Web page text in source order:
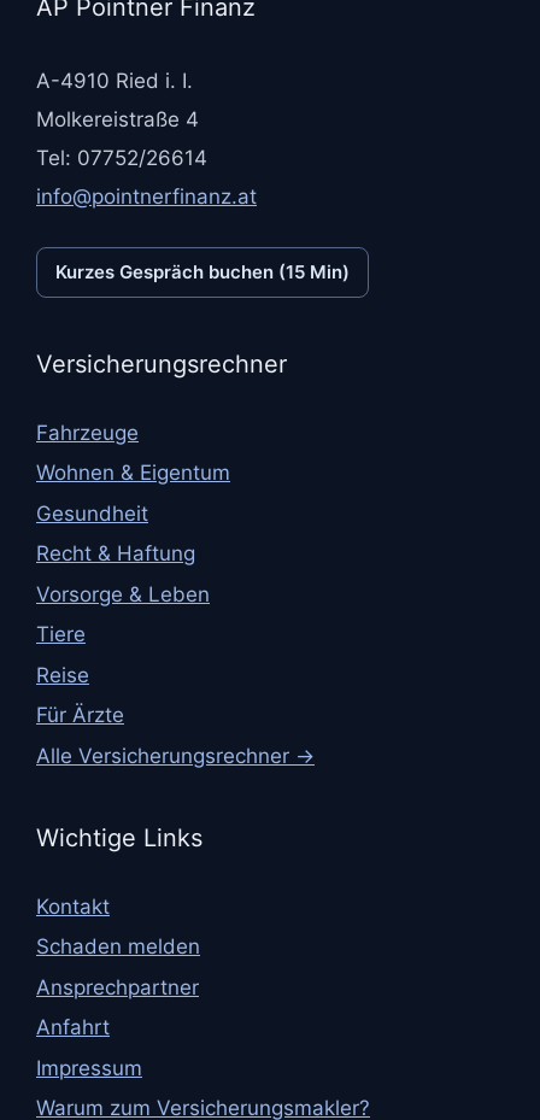
AP Pointner Finanz
A-4910 Ried i. I.
Molkereistraße 4
Tel: 07752/26614
info@pointnerfinanz.at
Kurzes Gespräch buchen (15 Min)
Versicherungsrechner
Fahrzeuge
Wohnen & Eigentum
Gesundheit
Recht & Haftung
Vorsorge & Leben
Tiere
Reise
Für Ärzte
Alle Versicherungsrechner →
Wichtige Links
Kontakt
Schaden melden
Ansprechpartner
Anfahrt
Impressum
Warum zum Versicherungsmakler?